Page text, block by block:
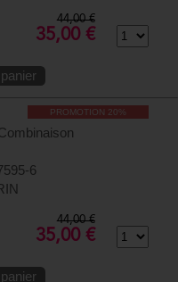
44,00 €
35,00 €
PROMOTION 20%
6
44,00 €
35,00 €